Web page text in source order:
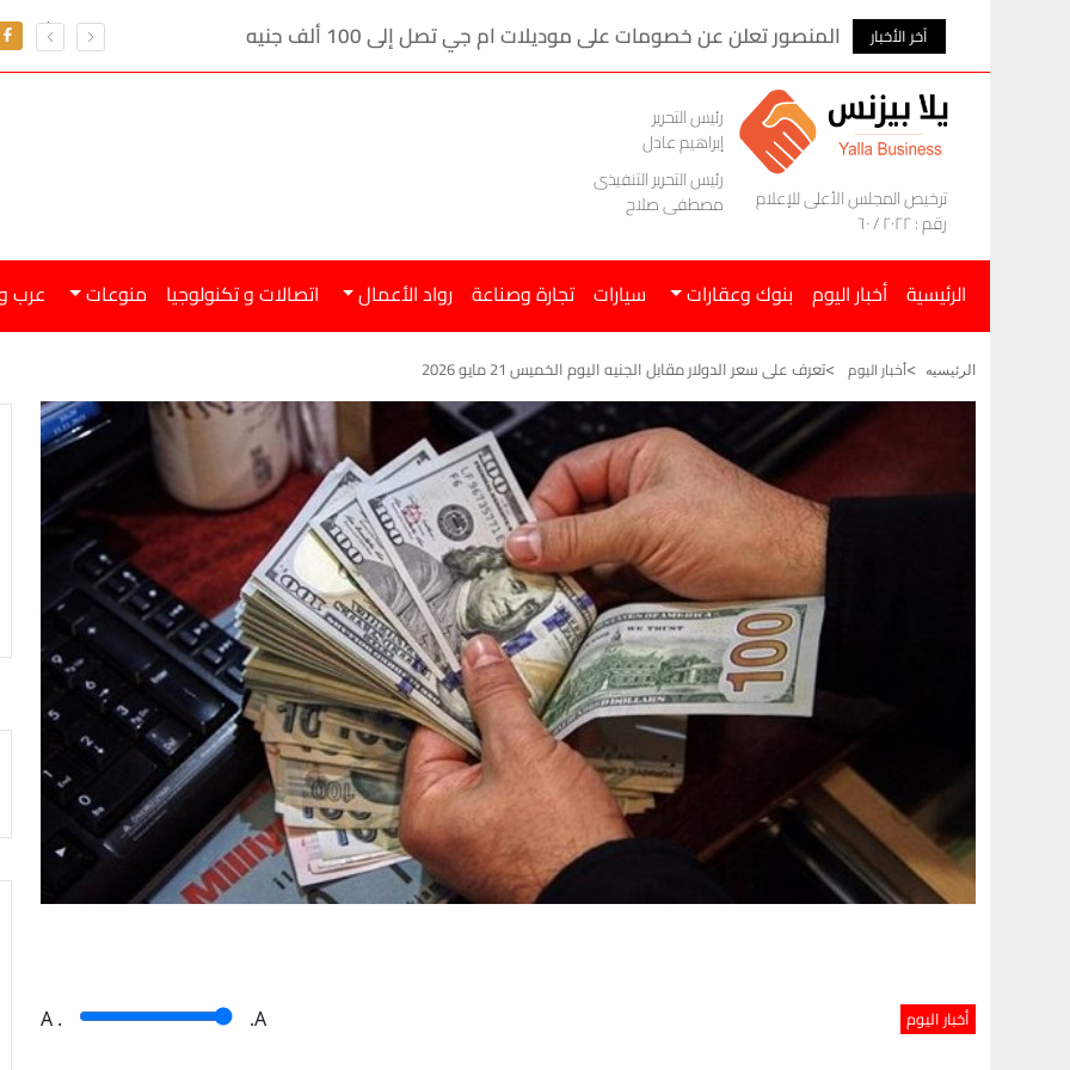
آخر الأخبار المنصور تعلن عن خصومات على موديلات ام جي تصل إلى 100 ألف جنيه
ترخيص المجلس الأعلى للإعلام
رقم : ٢٠٢٢ / ٦٠
رئيس التحرير
إبراهيم عادل
رئيس التحرير التنفيذى
مصطفى صلاح
الرئيسية أخبار اليوم بنوك وعقارات سيارات تجارة وصناعة رواد الأعمال اتصالات و تكنولوجيا منوعات عرب
الرئيسيه أخبار اليوم تعرف على سعر الدولار مقابل الجنيه اليوم الخميس 21 مايو 2026
أخبار اليوم A . .A